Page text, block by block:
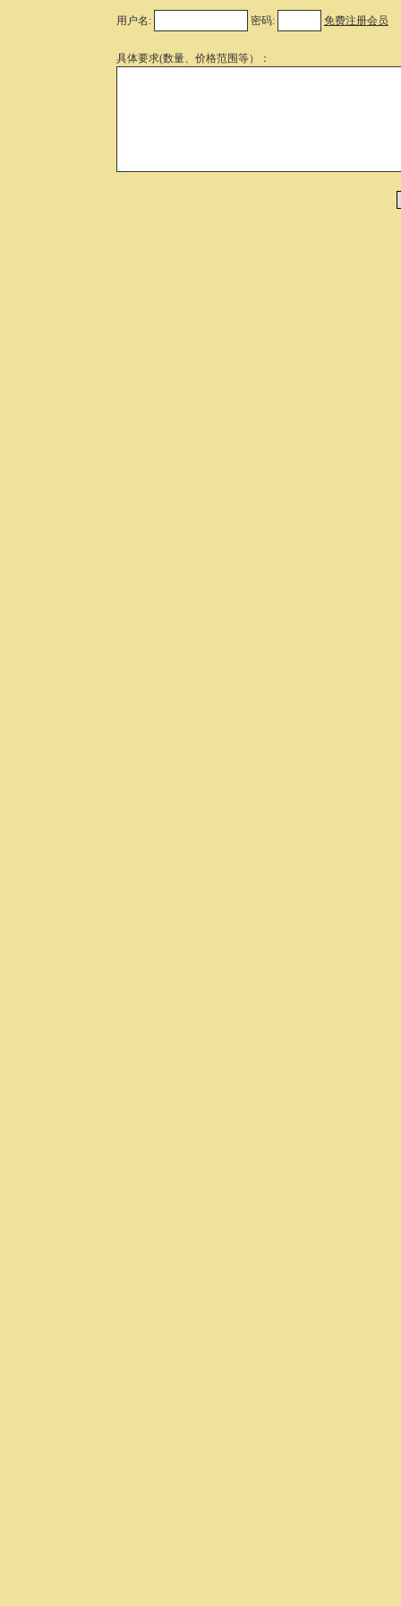
用户名: 密码: 免费注册会员
具体要求(数量、价格范围等）：